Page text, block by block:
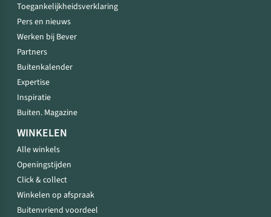
Toegankelijkheidsverklaring
Pers en nieuws
Werken bij Bever
Partners
Buitenkalender
Expertise
Inspiratie
Buiten. Magazine
WINKELEN
Alle winkels
Openingstijden
Click & collect
Winkelen op afspraak
Buitenvriend voordeel